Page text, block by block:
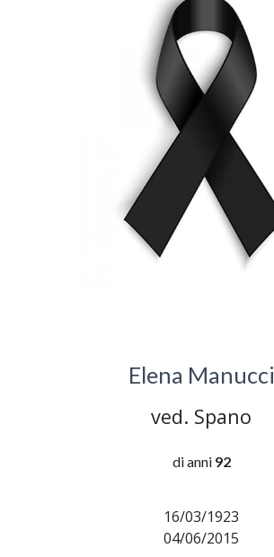
Elena Manucci
ved. Spano
di anni 92
16/03/1923
04/06/2015